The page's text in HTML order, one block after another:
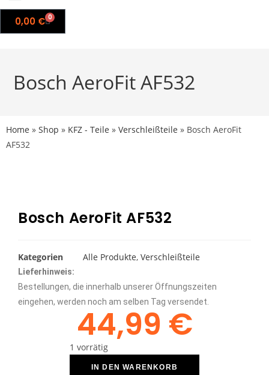
0,00 € 0
Bosch AeroFit AF532
Home » Shop » KFZ - Teile » Verschleißteile » Bosch AeroFit
AF532
Bosch AeroFit AF532
Kategorien Alle Produkte, Verschleißteile
Lieferhinweis:
Bestellungen, die innerhalb unserer Öffnungszeiten
eingehen, werden noch am selben Tag versendet.
44,99 €
1 vorrätig
IN DEN WARENKORB